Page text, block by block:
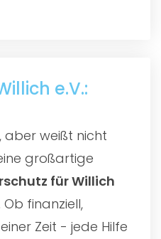
e.V.:
aber weißt nicht
großartige
für Willich
finanziell,
Zeit - jede Hilfe